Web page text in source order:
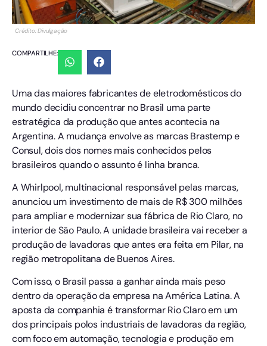
Crédito: Divulgação
COMPARTILHE:
Uma das maiores fabricantes de eletrodomésticos do
mundo decidiu concentrar no Brasil uma parte
estratégica da produção que antes acontecia na
Argentina. A mudança envolve as marcas Brastemp e
Consul, dois dos nomes mais conhecidos pelos
brasileiros quando o assunto é linha branca.
A Whirlpool, multinacional responsável pelas marcas,
anunciou um investimento de mais de R$ 300 milhões
para ampliar e modernizar sua fábrica de Rio Claro, no
interior de São Paulo. A unidade brasileira vai receber a
produção de lavadoras que antes era feita em Pilar, na
região metropolitana de Buenos Aires.
Com isso, o Brasil passa a ganhar ainda mais peso
dentro da operação da empresa na América Latina. A
aposta da companhia é transformar Rio Claro em um
dos principais polos industriais de lavadoras da região,
com foco em automação, tecnologia e produção em